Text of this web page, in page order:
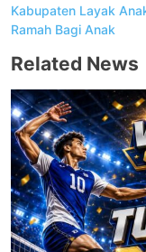
Kabupaten Layak
Ramah Bagi Anak
Related News